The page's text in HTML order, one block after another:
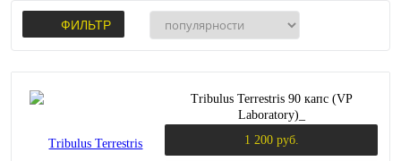
ФИЛЬТР
Tribulus Terrestris 90 капс (VP
Laboratory)_
1 200 руб.